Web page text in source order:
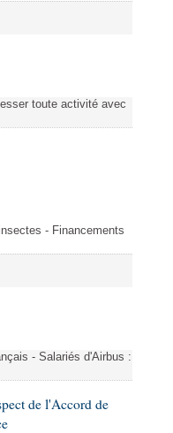
toute activité avec
- Financements
- Salariés d'Airbus :
de l'Accord de